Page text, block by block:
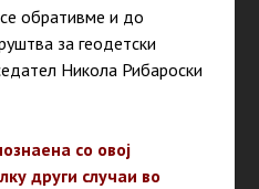
обративме и до
за геодетски
Никола Рибароски
со овој
други случаи во